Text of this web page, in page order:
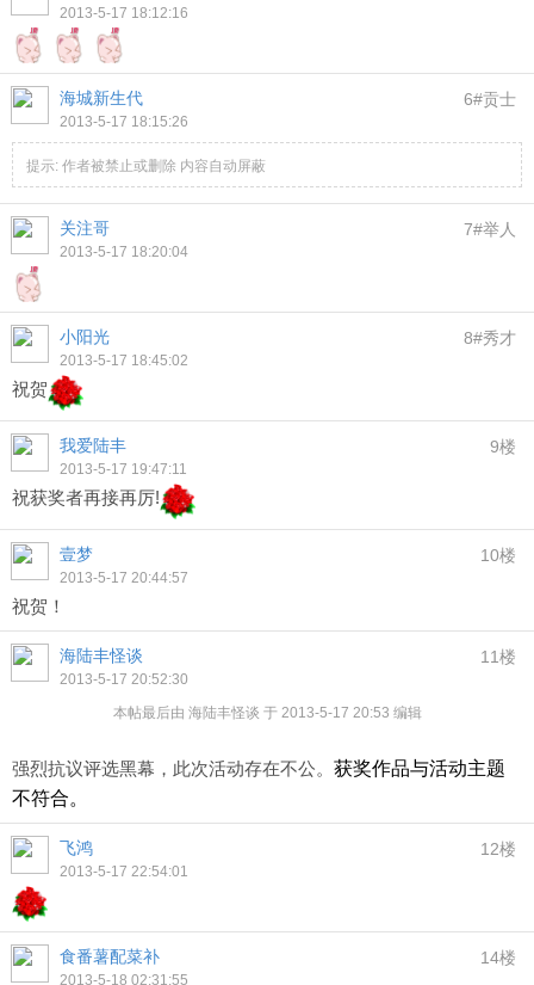
2013-5-17 18:12:16
海城新生代
2013-5-17 18:15:26
6#贡士
提示: 作者被禁止或删除 内容自动屏蔽
关注哥
2013-5-17 18:20:04
7#举人
小阳光
2013-5-17 18:45:02
8#秀才
祝贺
我爱陆丰
2013-5-17 19:47:11
9楼
祝获奖者再接再厉!
壹梦
2013-5-17 20:44:57
10楼
祝贺！
海陆丰怪谈
2013-5-17 20:52:30
11楼
本帖最后由 海陆丰怪谈 于 2013-5-17 20:53 编辑
强烈抗议评选黑幕，此次活动存在不公。 获奖作品与活动主题
不符合。
飞鸿
2013-5-17 22:54:01
12楼
食番薯配菜补
2013-5-18 02:31:55
14楼